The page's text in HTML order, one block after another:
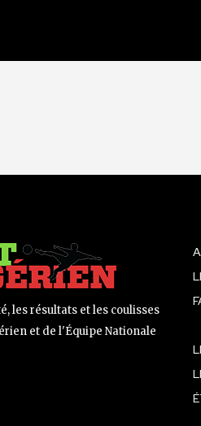
les résultats et les coulisses
et de l'Équipe Nationale